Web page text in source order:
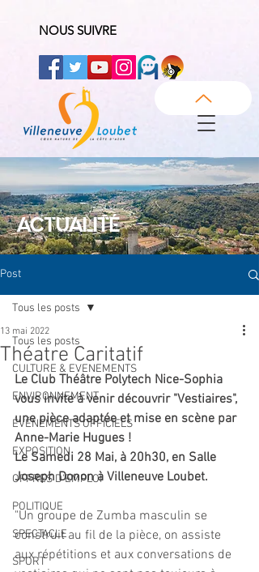
NOUS SUIVRE
ACTUALITÉ
Post
Tous les posts
CULTURE & EVENEMENTS
ENVIRONNEMENT
ÉVÉNEMENTS OFFICIELS
EXPOSITION
OFFRES D'EMPLOI
POLITIQUE
SPECTACLE
SPORT
Tous les posts
Théatre Caritatif
13 mai 2022
Le Club Théâtre Polytech Nice-Sophia
vous invite à venir découvrir "Vestiaires",
une pièce adaptée et mise en scène par
Anne-Marie Hugues !
Le Samedi 28 Mai, à 20h30, en Salle
Joseph Donon à Villeneuve Loubet.
"Un groupe de Zumba masculin se
construit au fil de la pièce, on assiste
aux répétitions et aux conversations de